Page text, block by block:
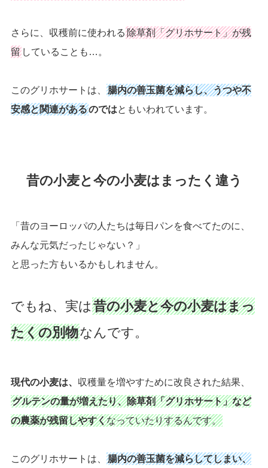
さらに、収穫前に使われる 除草剤「グリホサート」が残
留していることも…。
このグリホサートは、
腸内の善玉菌を減らし、うつや不
安感と関連があるのではともいわれています。
昔の小麦と今の小麦はまったく違う
「昔のヨーロッパの人たちは毎日パンを食べてたのに、
みんな元気だったじゃない？」
と思った方もいるかもしれません。
でもね、実は昔の小麦と今の小麦はまっ
たくの別物なんです。
現代の小麦は、 収穫量を増やすために改良された結果、
グルテンの量が増えたり、除草剤「グリホサート」など
の農薬が残留しやすくなっていたりするんです。
このグリホサートは、 腸内の善玉菌を減らしてしまい、